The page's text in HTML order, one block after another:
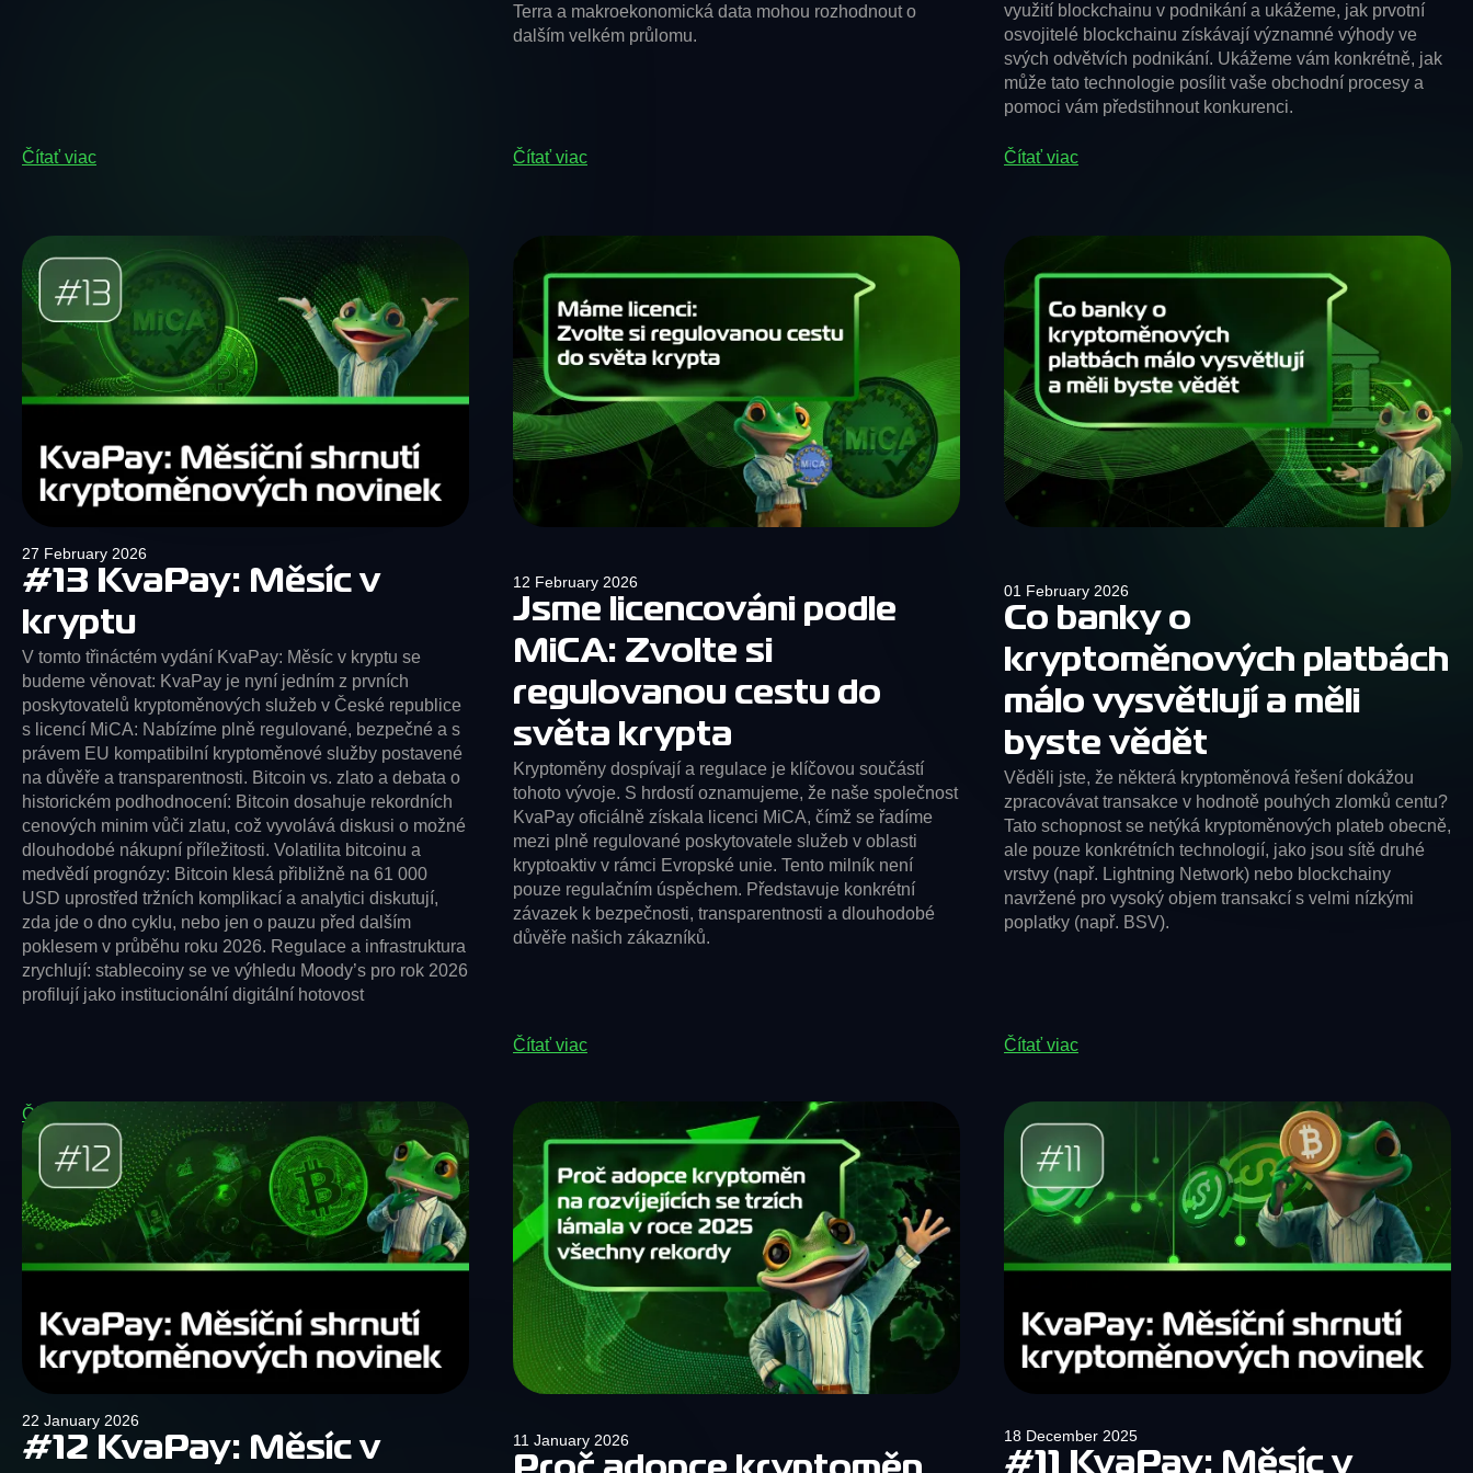
Čítať viac
Terra a makroekonomická data mohou rozhodnout o
dalším velkém průlomu.
Čítať viac
využití blockchainu v podnikání a ukážeme, jak prvotní
osvojitelé blockchainu získávají významné výhody ve
svých odvětvích podnikání. Ukážeme vám konkrétně, jak
může tato technologie posílit vaše obchodní procesy a
pomoci vám předstihnout konkurenci.
Čítať viac
27 February 2026
#13 KvaPay: Měsíc v
kryptu
V tomto třináctém vydání KvaPay: Měsíc v kryptu se
budeme věnovat: KvaPay je nyní jedním z prvních
poskytovatelů kryptoměnových služeb v České republice
s licencí MiCA: Nabízíme plně regulované, bezpečné a s
právem EU kompatibilní kryptoměnové služby postavené
na důvěře a transparentnosti. Bitcoin vs. zlato a debata o
historickém podhodnocení: Bitcoin dosahuje rekordních
cenových minim vůči zlatu, což vyvolává diskusi o možné
dlouhodobé nákupní příležitosti. Volatilita bitcoinu a
medvědí prognózy: Bitcoin klesá přibližně na 61 000
USD uprostřed tržních komplikací a analytici diskutují,
zda jde o dno cyklu, nebo jen o pauzu před dalším
poklesem v průběhu roku 2026. Regulace a infrastruktura
zrychlují: stablecoiny se ve výhledu Moody’s pro rok 2026
profilují jako institucionální digitální hotovost
Čítať viac
12 February 2026
Jsme licencováni podle
MiCA: Zvolte si
regulovanou cestu do
světa krypta
Kryptoměny dospívají a regulace je klíčovou součástí
tohoto vývoje. S hrdostí oznamujeme, že naše společnost
KvaPay oficiálně získala licenci MiCA, čímž se řadíme
mezi plně regulované poskytovatele služeb v oblasti
kryptoaktiv v rámci Evropské unie. Tento milník není
pouze regulačním úspěchem. Představuje konkrétní
závazek k bezpečnosti, transparentnosti a dlouhodobé
důvěře našich zákazníků.
Čítať viac
01 February 2026
Co banky o
kryptoměnových platbách
málo vysvětlují a měli
byste vědět
Věděli jste, že některá kryptoměnová řešení dokážou
zpracovávat transakce v hodnotě pouhých zlomků centu?
Tato schopnost se netýká kryptoměnových plateb obecně,
ale pouze konkrétních technologií, jako jsou sítě druhé
vrstvy (např. Lightning Network) nebo blockchainy
navržené pro vysoký objem transakcí s velmi nízkými
poplatky (např. BSV).
Čítať viac
22 January 2026
#12 KvaPay: Měsíc v 11 January 2026 18 December 2025
#11 KvaPay: Měsíc v